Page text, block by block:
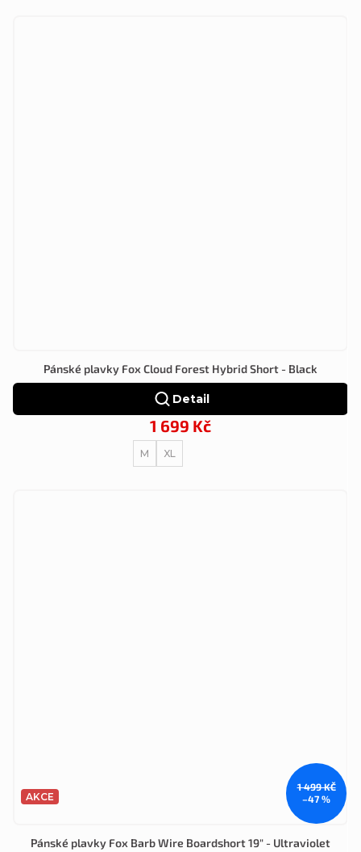
Pánské plavky Fox Cloud Forest Hybrid Short - Black
1 699 Kč
Detail
M XL
AKCE
1 499 KČ
–47 %
Pánské plavky Fox Barb Wire Boardshort 19" - Ultraviolet